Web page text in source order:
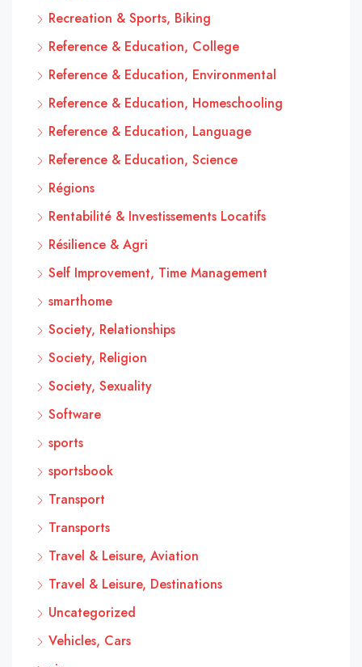
Recreation & Sports, Biking
Reference & Education, College
Reference & Education, Environmental
Reference & Education, Homeschooling
Reference & Education, Language
Reference & Education, Science
Régions
Rentabilité & Investissements Locatifs
Résilience & Agri
Self Improvement, Time Management
smarthome
Society, Relationships
Society, Religion
Society, Sexuality
Software
sports
sportsbook
Transport
Transports
Travel & Leisure, Aviation
Travel & Leisure, Destinations
Uncategorized
Vehicles, Cars